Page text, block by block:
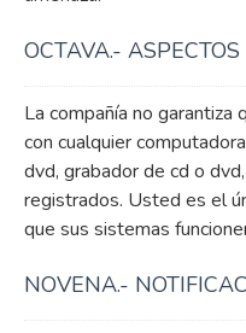
OCTAVA.-
La compañía no
con cualquier
dvd, grabador de cd o
registrados. Usted es el
que sus sistemas
NOVENA.-